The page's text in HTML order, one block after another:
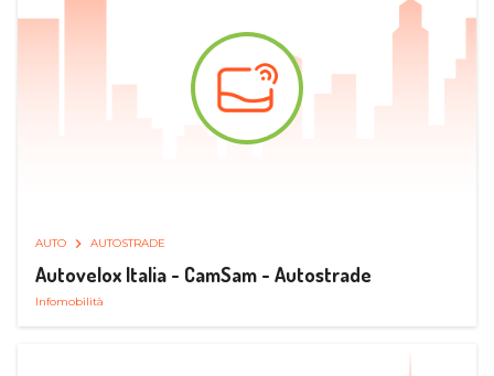
AUTO AUTOSTRADE
Autovelox Italia - CamSam - Autostrade
Infomobilità